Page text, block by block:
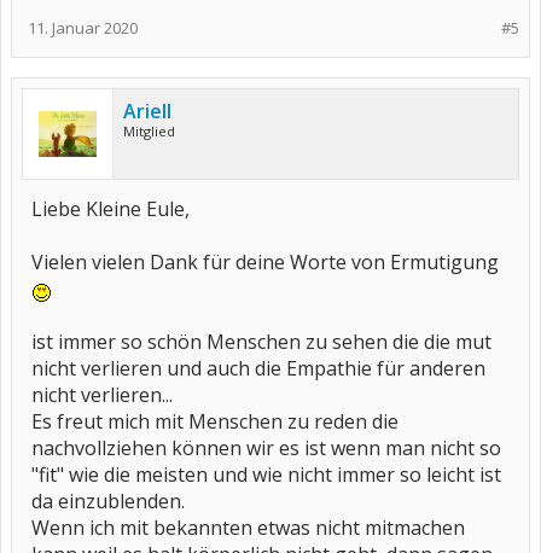
#5
11. Januar 2020
Ariell
Mitglied
Liebe Kleine Eule,
Vielen vielen Dank für deine Worte von Ermutigung
ist immer so schön Menschen zu sehen die die mut
nicht verlieren und auch die Empathie für anderen
nicht verlieren...
Es freut mich mit Menschen zu reden die
nachvollziehen können wir es ist wenn man nicht so
"fit" wie die meisten und wie nicht immer so leicht ist
da einzublenden.
Wenn ich mit bekannten etwas nicht mitmachen